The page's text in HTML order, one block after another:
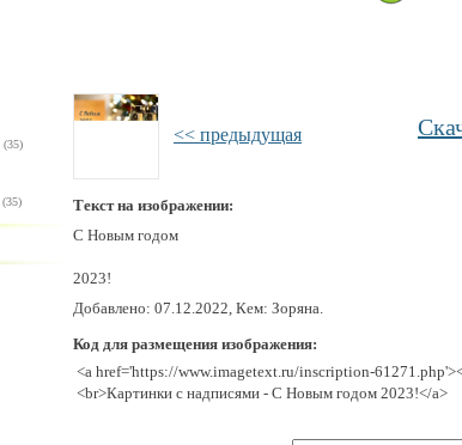
(35)
(35)
<< предыдущая
Текст на изображении:
С Новым годом
2023!
Добавлено: 07.12.2022, Кем: Зоряна.
Код для размещения изображения:
<a href='https://www.imagetext.ru/inscription-
<br>Картинки с надписями - С Новым годом 2023!</a>